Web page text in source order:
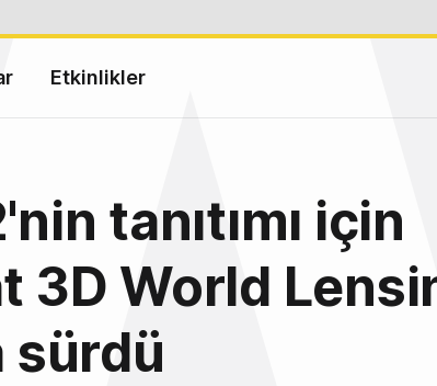
Etkinlikler
tanıtımı için
3D World
sürdü